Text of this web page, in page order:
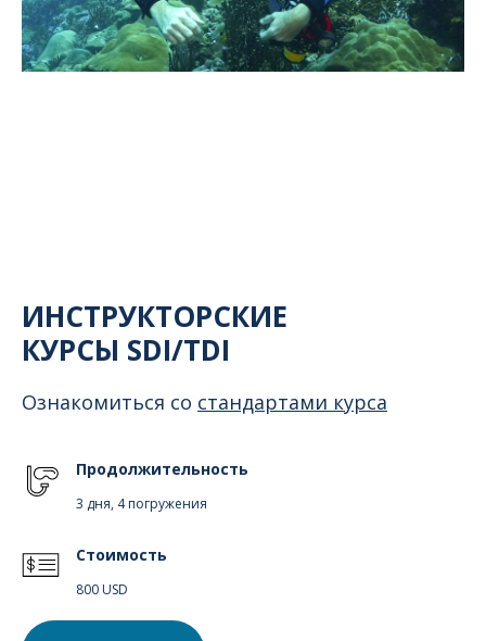
ИНСТРУКТОРСКИЕ
КУРСЫ SDI/TDI
Ознакомиться со стандартами курса
Продолжительность
3 дня, 4 погружения
Стоимость
800 USD